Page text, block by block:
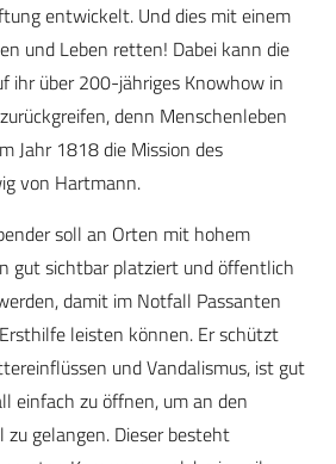
entwickelt. Und dies mit einem
und Leben retten! Dabei kann die
ihr über 200-jähriges Knowhow in
denn Menschenleben
Jahr 1818 die Mission des
von Hartmann.
soll an Orten mit hohem
gut sichtbar platziert und öffentlich
damit im Notfall Passanten
leisten können. Er schützt
und Vandalismus, ist gut
einfach zu öffnen, um an den
zu gelangen. Dieser besteht